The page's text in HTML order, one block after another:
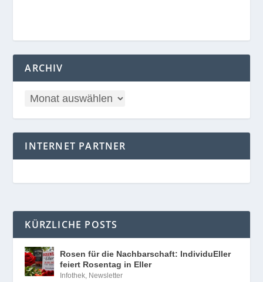
ARCHIV
INTERNET PARTNER
KÜRZLICHE POSTS
Rosen für die Nachbarschaft: IndividuEller
feiert Rosentag in Eller
Infothek, Newsletter